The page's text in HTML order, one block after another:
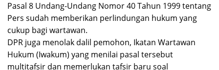
Pasal 8 Undang-Undang Nomor 40 Tahun 1999 tentang
Pers sudah memberikan perlindungan hukum yang
cukup bagi wartawan.
DPR juga menolak dalil pemohon, Ikatan Wartawan
Hukum (Iwakum) yang menilai pasal tersebut
multitafsir dan memerlukan tafsir baru soal